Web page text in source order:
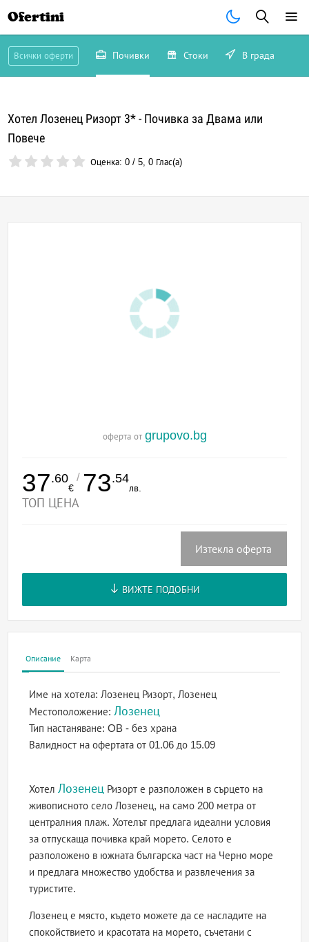
Ofertini
Всички оферти Почивки Стоки В града
Хотел Лозенец Ризорт 3* - Почивка за Двама или
Повече
Оценка:0 /5,0 Глас(а)
оферта от grupovo.bg
37.60
€
/ 73.54
лв.
ТОП ЦЕНА
Изтекла оферта
ВИЖТЕ ПОДОБНИ
Описание Карта
Име на хотела: Лозенец Ризорт, Лозенец
Местоположение: Лозенец
Тип настаняване:OB - без храна
Валидност на офертатаот 01.06 до 15.09
Хотел Лозенец Ризорт е разположен в сърцето на
живописното село Лозенец, на само 200 метра от
централния плаж. Хотелът предлага идеални условия
за отпускаща почивка край морето. Селото е
разположено в южната българска част на Черно море
и предлага множество удобства и развлечения за
туристите.
Лозенец е място, където можете да се насладите на
спокойствието и красотата на морето, съчетани с